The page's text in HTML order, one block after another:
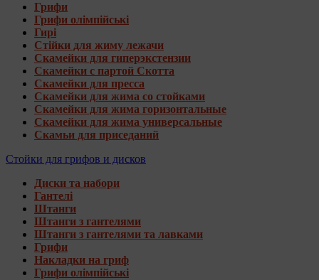
Грифи
Грифи олімпійські
Гирі
Стійки для жиму лежачи
Скамейки для гиперэкстензии
Скамейки с партой Скотта
Скамейки для пресса
Скамейки для жима со стойками
Скамейки для жима горизонтальные
Скамейки для жима универсальные
Скамьи для приседаний
Стойки для грифов и дисков
Диски та набори
Гантелі
Штанги
Штанги з гантелями
Штанги з гантелями та лавками
Грифи
Накладки на гриф
Грифи олімпійські